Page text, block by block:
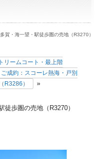
賀・海一望・駅徒歩圏の売地（R3270）
リームコート・最上階
ご成約：スコーレ熱海・戸別
R3286）
»
歩圏の売地（R3270）